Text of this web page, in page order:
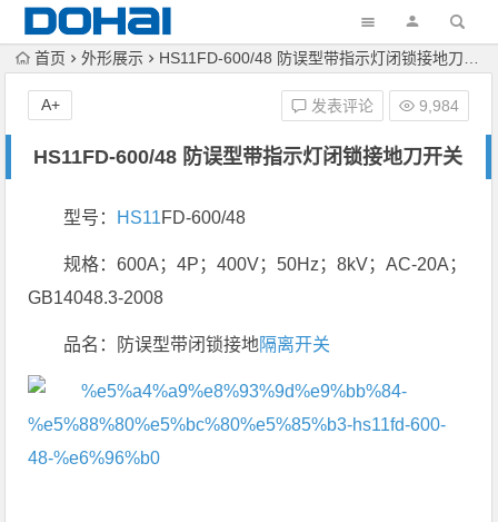
首页 外形展示 HS11FD-600/48 防误型带指示灯闭锁接地刀开关
HS11FD-600/48 防误型带指示灯闭锁接地刀开关
发表评论 9,984
A+
型号： HS11FD-600/48
规格：600A；4P；400V；50Hz；8kV；AC-20A；
GB14048.3-2008
品名：防误型带闭锁接地隔离开关